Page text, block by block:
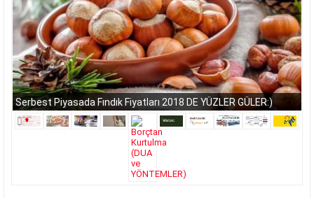
Serbest Piyasada Fındık Fiyatları 2018 DE YÜZLER GÜLER:)